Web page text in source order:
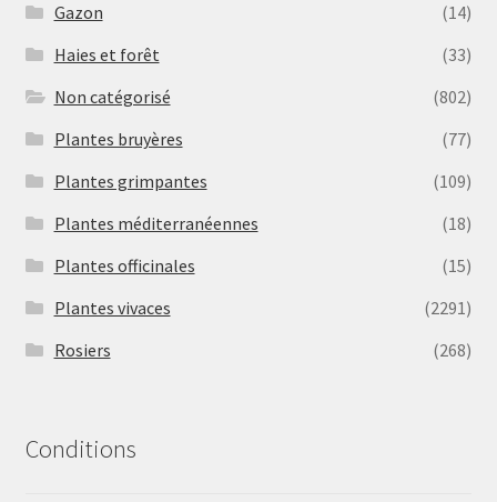
Gazon
(14)
Haies et forêt
(33)
Non catégorisé
(802)
Plantes bruyères
(77)
Plantes grimpantes
(109)
Plantes méditerranéennes
(18)
Plantes officinales
(15)
Plantes vivaces
(2291)
Rosiers
(268)
Conditions